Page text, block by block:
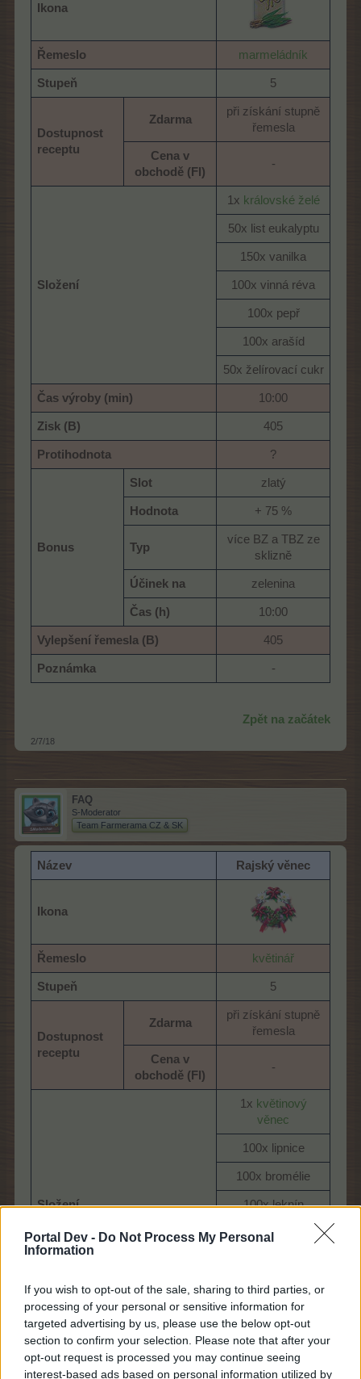
Portal Dev - Do Not Process My Personal
Information
If you wish to opt-out of the sale, sharing to third parties, or
processing of your personal or sensitive information for
targeted advertising by us, please use the below opt-out
section to confirm your selection. Please note that after your
opt-out request is processed you may continue seeing
interest-based ads based on personal information utilized by
Ikona
Řemeslo marmeládník
Stupeň 5​
Dostupnost
receptu
Zdarma
při získání stupně
řemesla​
Cena v
obchodě (Fl)
-​
Složení
1x královské želé
50x list eukalyptu​
150x vanilka​
100x vinná réva​
100x pepř​
100x arašíd​
50x želírovací cukr​
Čas výroby (min) 10:00​
Zisk (B) 405​
Protihodnota ?​
Bonus
Slot zlatý​
Hodnota + 75 %​
Typ
více BZ a TBZ ze
sklizně​
Účinek na zelenina​
Čas (h) 10:00​
Vylepšení řemesla (B) 405​
Poznámka -​
Zpět na začátek
2/7/18
FAQ
S-Moderator
Team Farmerama CZ & SK
Název Rajský věnec
Ikona
Řemeslo květinář
Stupeň 5​
Dostupnost
receptu
Zdarma
při získání stupně
řemesla​
Cena v
obchodě (Fl)
-​
Složení
1x květinový
věnec
100x lipnice​
100x bromélie​
100x leknín​
100x kurkuma​
50x x květinový
drát​
Čas výroby (min) 10:00​
Zisk (B) 405​